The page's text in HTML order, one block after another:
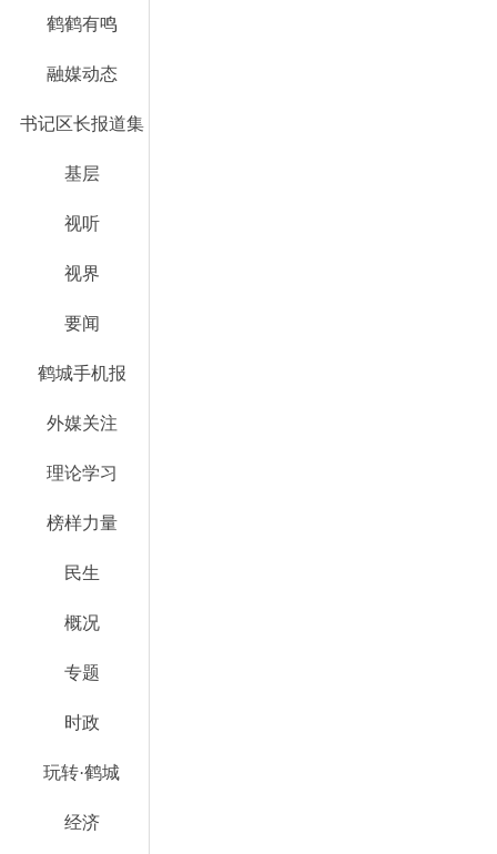
鹤鹤有鸣
融媒动态
书记区长报道集
基层
视听
视界
要闻
鹤城手机报
外媒关注
理论学习
榜样力量
民生
概况
专题
时政
玩转·鹤城
经济